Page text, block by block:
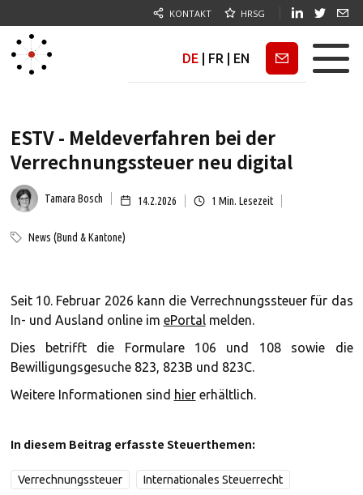
KONTAKT HRSG
DE FR EN Newsletter
ESTV - Meldeverfahren bei der
Verrechnungssteuer neu digital
Tamara Bosch 14.2.2026 1 Min. Lesezeit
News (Bund & Kantone)
Seit 10. Februar 2026 kann die Verrechnungssteuer für das
In- und Ausland online im ePortalmelden.
Dies betrifft die Formulare 106 und 108 sowie die
Bewilligungsgesuche 823, 823B und 823C.
Weitere Informationen sind hiererhältlich.
In diesem Beitrag erfasste Steuerthemen:
Verrechnungssteuer Internationales Steuerrecht